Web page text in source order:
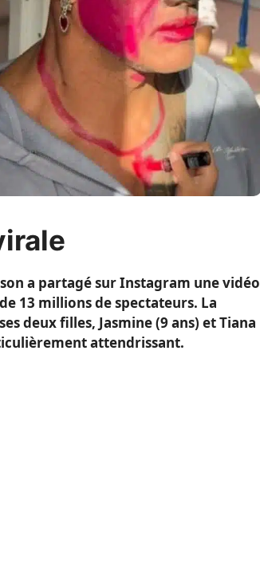
a partagé sur Instagram une vidéo
13 millions de spectateurs. La
deux filles, Jasmine (9 ans) et Tiana
attendrissant.